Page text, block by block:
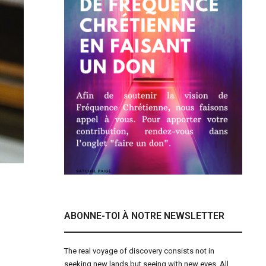
ABONNE-TOI À NOTRE NEWSLETTER
The real voyage of discovery consists not in
seeking new lands but seeing with new eyes. All